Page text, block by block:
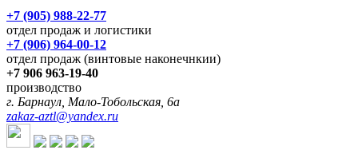
+7 (905) 988-22-77
отдел продаж и логистики
+7 (906) 964-00-12
отдел продаж (винтовые наконечнкии)
+7 906 963-19-40
производство
г. Барнаул, Мало-Тобольская, 6а
zakaz-aztl@yandex.ru